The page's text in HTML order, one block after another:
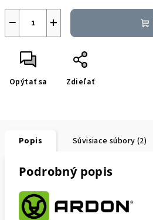
+
−
Opýtať sa Zdieľať
Popis Súvisiace súbory (2)
Podrobný popis